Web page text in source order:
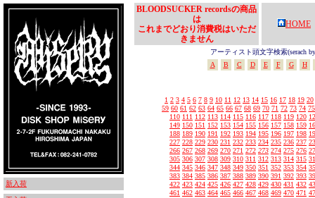
新入荷
BLOODSUCKER recordsの商品
は
これまでどおり消費税はいただ
きません
HOME
アーティスト頭文字検索(serach
A
B C D E F G H
1 2 3 4 5 6 7 8 9 10 11 12 13 14 15 16 17 18 19 20
59 60 61 62 63 64 65 66 67 68 69 70 71 72 73 74 75
110 111 112 113 114 115 116 117 118 119 120
149 150 151 152 153 154 155 156 157 158 159
188 189 190 191 192 193 194 195 196 197 198
227 228 229 230 231 232 233 234 235 236 237
266 267 268 269 270 271 272 273 274 275 276
305 306 307 308 309 310 311 312 313 314 315
344 345 346 347 348 349 350 351 352 353 354
383 384 385 386 387 388 389 390 391 392 393
422 423 424 425 426 427 428 429 430 431 432
461 462 463 464 465 466 467 468 469 470 471